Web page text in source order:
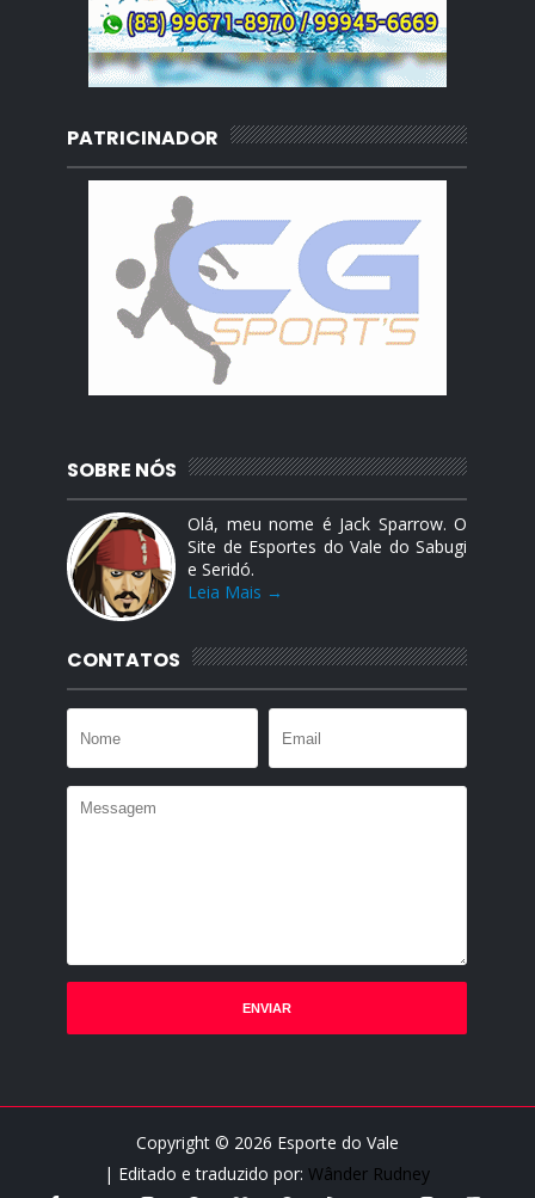
PATRICINADOR
SOBRE NÓS
Olá, meu nome é Jack Sparrow. O
Site de Esportes do Vale do Sabugi
e Seridó.
Leia Mais →
CONTATOS
Copyright © 2026 Esporte do Vale
| Editado e traduzido por:Wânder Rudney